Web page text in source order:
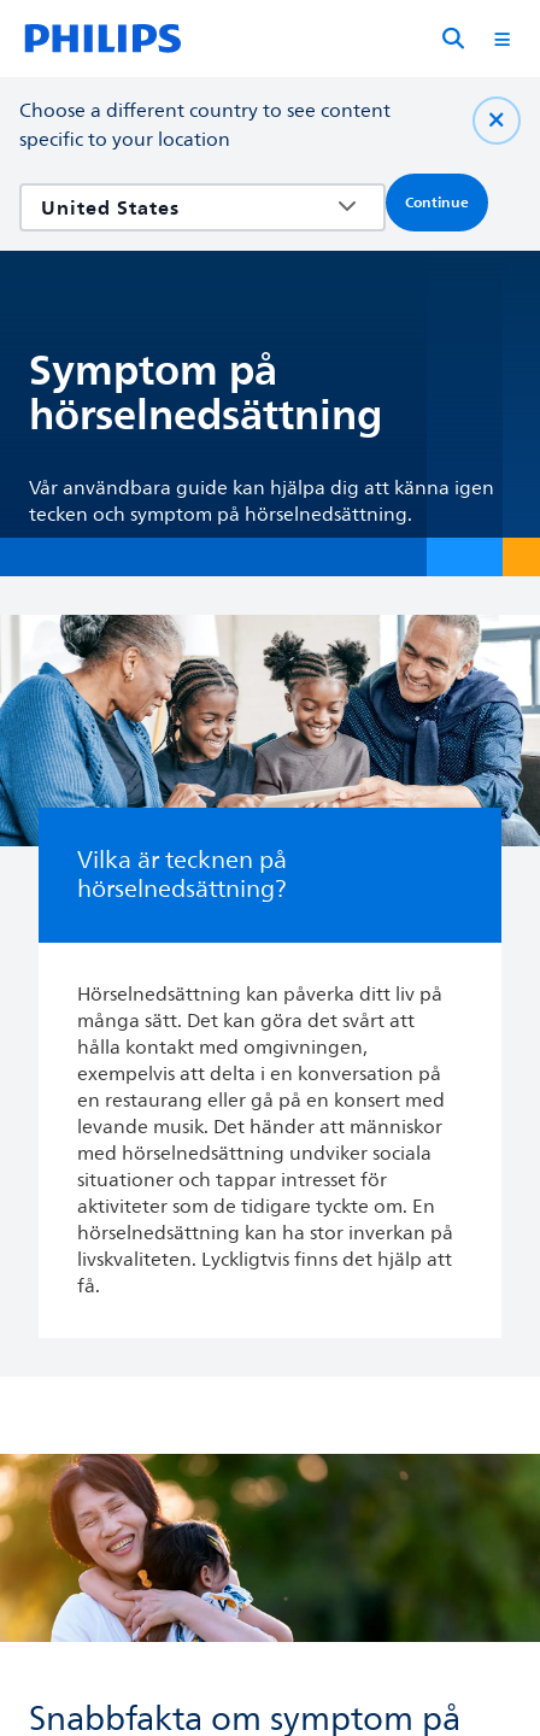
Choose a different country to see content
specific to your location
Continue
Symptom på
hörselnedsättning
Vår användbara guide kan hjälpa dig att känna igen
tecken och symptom på hörselnedsättning.
Vilka är tecknen på
hörselnedsättning?
Hörselnedsättning kan påverka ditt liv på
många sätt. Det kan göra det svårt att
hålla kontakt med omgivningen,
exempelvis att delta i en konversation på
en restaurang eller gå på en konsert med
levande musik. Det händer att människor
med hörselnedsättning undviker sociala
situationer och tappar intresset för
aktiviteter som de tidigare tyckte om. En
hörselnedsättning kan ha stor inverkan på
livskvaliteten. Lyckligtvis finns det hjälp att
få.
Snabbfakta om symptom på